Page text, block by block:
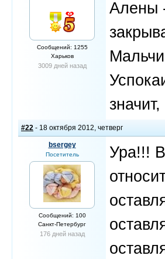
Сообщений: 1255
Харьков
3009 дней назад
Алены
#22 - 18 октября 2012, четверг
bsergey
Посетитель
Сообщений: 100
Санкт-Петербург
176 дней назад
Ура!!!